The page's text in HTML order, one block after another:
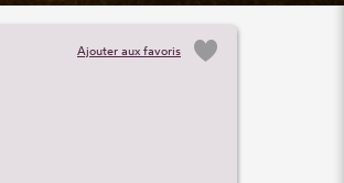
Ajouter aux favoris